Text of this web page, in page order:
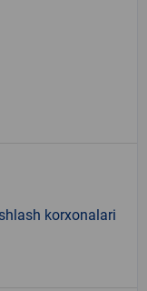
korxonalari